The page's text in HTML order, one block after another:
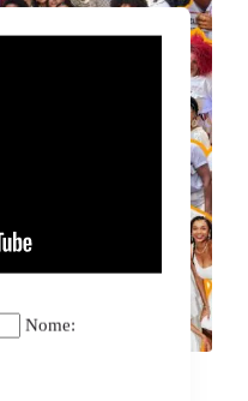
Nome: